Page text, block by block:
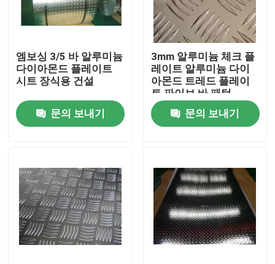
제품
동영상
엠보싱 3/5 바 알루미늄
다이아몬드 플레이트
시트 장식용 건설
문의 보내기
3mm 알루미늄 체크 플
레이트 알루미늄 다이
아몬드 트레드 플레이
트 파이브 바 패턴
문의 보내기